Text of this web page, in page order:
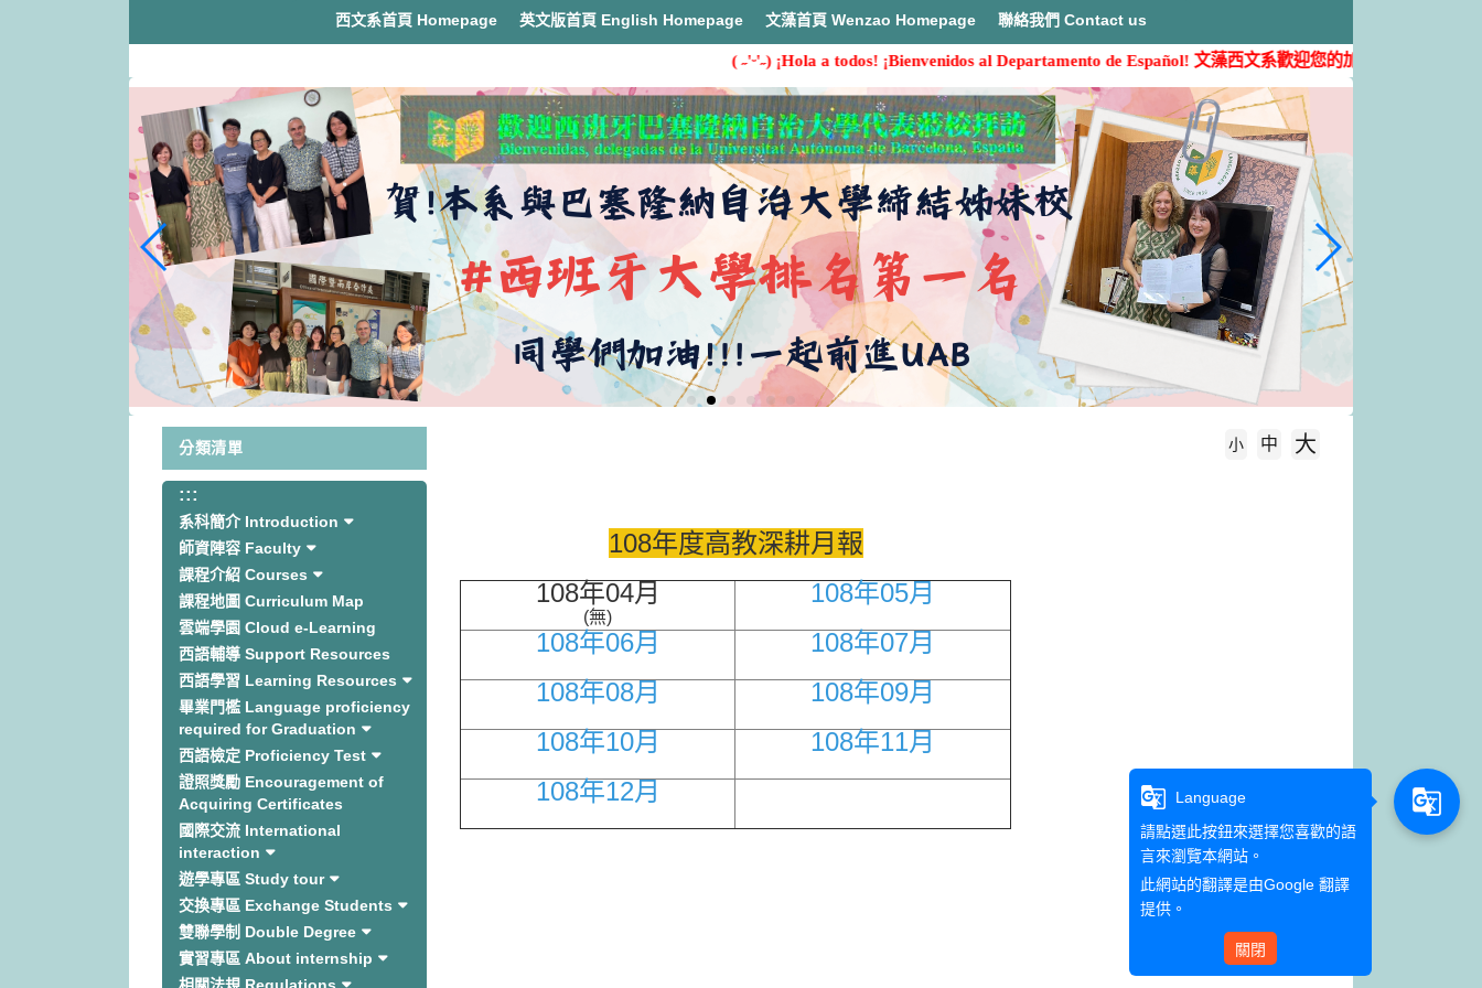
西文系首頁 Homepage 英文版首頁 English Homepage 文藻首頁 Wenzao Homepage 聯絡我們 Contact us
( ˶'ᵕ'˶) ¡Hola a todos! ¡Bienvenidos al Departamento de Español!文藻西文系歡迎您的加入( ˶'ᵕ'˶)
分類清單
:::
系科簡介 Introduction
師資陣容 Faculty
課程介紹 Courses
課程地圖 Curriculum Map
雲端學園 Cloud e-Learning
西語輔導 Support Resources
西語學習 Learning Resources
畢業門檻 Language proficiency
required for Graduation
西語檢定 Proficiency Test
證照獎勵 Encouragement of
Acquiring Certificates
國際交流 International
interaction
遊學專區 Study tour
交換專區 Exchange Students
雙聯學制 Double Degree
實習專區 About internship
小 中 大
108年度高教深耕月報
108年04月
(無)
108年05月
108年06月
108年07月
108年08月
108年09月
108年10月
108年11月
108年12月
g_translate
Language
請點選此按鈕來選擇您喜歡的語
言來瀏覽本網站。
此網站的翻譯是由Google 翻譯
提供。
關閉
g_translate